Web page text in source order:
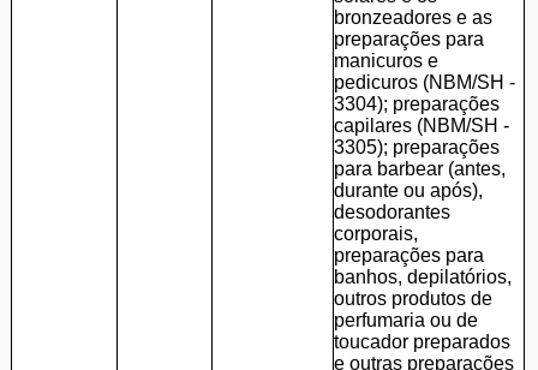
bronzeadores e as
preparações para
manicuros e
pedicuros (NBM/SH -
3304); preparações
capilares (NBM/SH -
3305); preparações
para barbear (antes,
durante ou após),
desodorantes
corporais,
preparações para
banhos, depilatórios,
outros produtos de
perfumaria ou de
toucador preparados
e outras preparações